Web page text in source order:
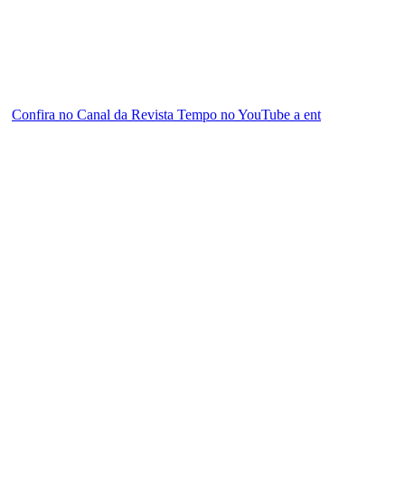
Confira no Canal da Revista Tempo no YouTube a ent